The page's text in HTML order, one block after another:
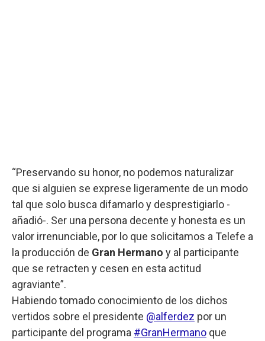
“Preservando su honor, no podemos naturalizar
que si alguien se exprese ligeramente de un modo
tal que solo busca difamarlo y desprestigiarlo -
añadió-. Ser una persona decente y honesta es un
valor irrenunciable, por lo que solicitamos a Telefe a
la producción de Gran Hermano y al participante
que se retracten y cesen en esta actitud
agraviante”.
Habiendo tomado conocimiento de los dichos
vertidos sobre el presidente @alferdez por un
participante del programa #GranHermano que